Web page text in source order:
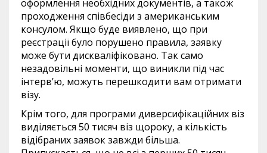
оформлення необхідних документів, а також
проходження співбесіди з американським
консулом. Якщо буде виявлено, що при
реєстрації було порушено правила, заявку
може бути дискваліфіковано. Так само
незадовільні моменти, що виникли під час
інтерв’ю, можуть перешкодити вам отримати
візу.
Крім того, для програми диверсифікаційних віз
виділяється 50 тисяч віз щороку, а кількість
відібраних заявок завжди більша.